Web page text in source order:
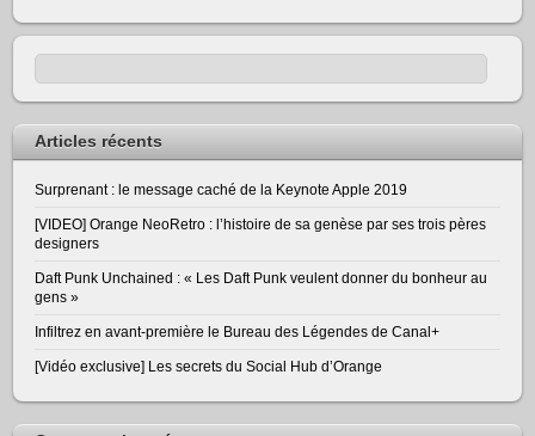
Articles récents
Surprenant : le message caché de la Keynote Apple 2019
[VIDEO] Orange NeoRetro : l’histoire de sa genèse par ses trois pères
designers
Daft Punk Unchained : « Les Daft Punk veulent donner du bonheur au
gens »
Infiltrez en avant-première le Bureau des Légendes de Canal+
[Vidéo exclusive] Les secrets du Social Hub d’Orange